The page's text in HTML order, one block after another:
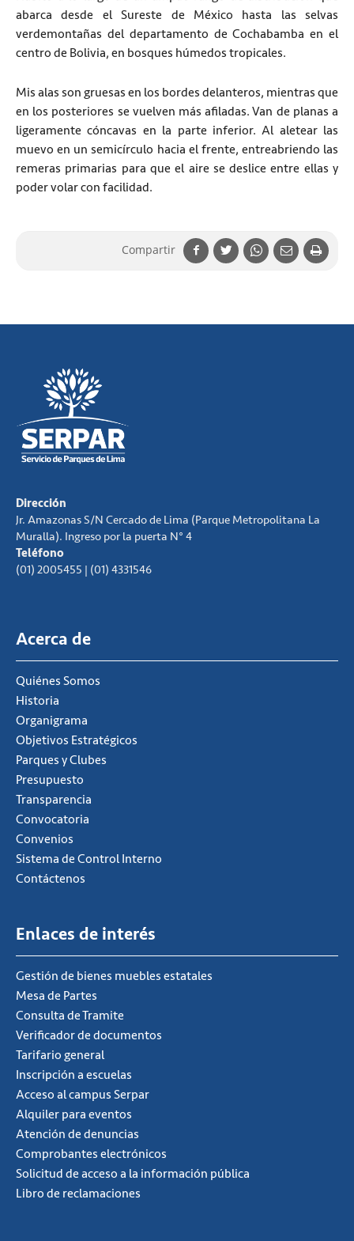
abarca desde el Sureste de México hasta las selvas
verdemontañas del departamento de Cochabamba en el
centro de Bolivia, en bosques húmedos tropicales.
Mis alas son gruesas en los bordes delanteros, mientras que
en los posteriores se vuelven más afiladas. Van de planas a
ligeramente cóncavas en la parte inferior. Al aletear las
muevo en un semicírculo hacia el frente, entreabriendo las
remeras primarias para que el aire se deslice entre ellas y
poder volar con facilidad.
Compartir
Dirección
Jr. Amazonas S/N Cercado de Lima (Parque Metropolitana La
Muralla). Ingreso por la puerta N° 4
Teléfono
(01) 2005455 | (01) 4331546
Acerca de
Quiénes Somos
Historia
Organigrama
Objetivos Estratégicos
Parques y Clubes
Presupuesto
Transparencia
Convocatoria
Convenios
Sistema de Control Interno
Contáctenos
Enlaces de interés
Gestión de bienes muebles estatales
Mesa de Partes
Consulta de Tramite
Verificador de documentos
Tarifario general
Inscripción a escuelas
Acceso al campus Serpar
Alquiler para eventos
Atención de denuncias
Comprobantes electrónicos
Solicitud de acceso a la información pública
Libro de reclamaciones